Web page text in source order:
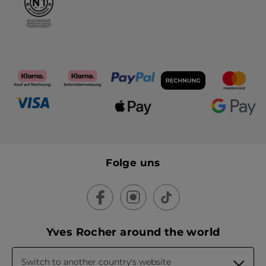
Folge uns
Yves Rocher around the world
Switch to another country's website